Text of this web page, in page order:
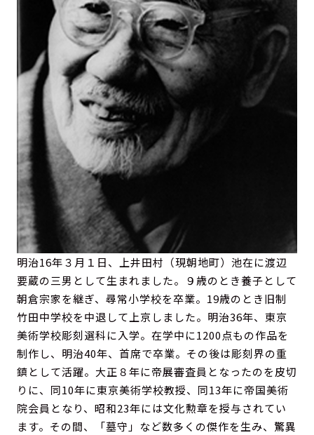
明治16年３月１日、上井田村（現朝地町）池在に渡辺
要蔵の三男として生まれました。９歳のとき養子として
朝倉宗家を継ぎ、尋常小学校を卒業。19歳のとき旧制
竹田中学校を中退して上京しました。明治36年、東京
美術学校彫刻選科に入学。在学中に1200点もの作品を
制作し、明治40年、首席で卒業。その後は彫刻界の重
鎮として活躍。大正８年に帝展審査員となったのを皮切
りに、同10年に東京美術学校教授、同13年に帝国美術
院会員となり、昭和23年には文化勲章を授与されてい
ます。その間、「墓守」など数多くの傑作を生み、驚異